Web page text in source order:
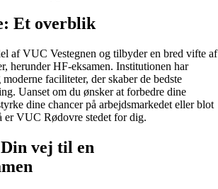
Et overblik
af VUC Vestegnen og tilbyder en bred vifte af
herunder HF-eksamen. Institutionen har
faciliteter, der skaber de bedste
Uanset om du ønsker at forbedre dine
dine chancer på arbejdsmarkedet eller blot
er VUC Rødovre stedet for dig.
vej til en